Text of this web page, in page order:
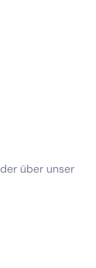
über unser